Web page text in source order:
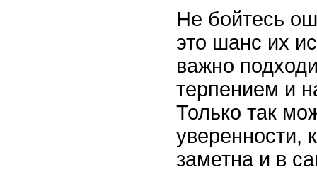
Не бойтесь
это шанс их
важно
терпением и
Только так
уверенности,
заметна и в